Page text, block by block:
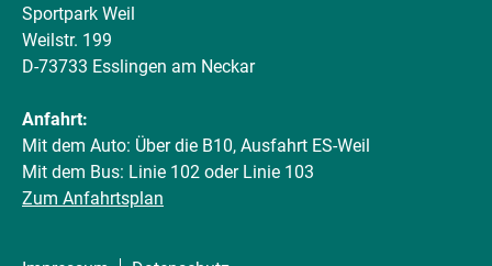
Sportpark Weil
Weilstr. 199
D-73733 Esslingen am Neckar
Anfahrt:
Mit dem Auto: Über die B10, Ausfahrt ES-Weil
Mit dem Bus: Linie 102 oder Linie 103
Zum Anfahrtsplan